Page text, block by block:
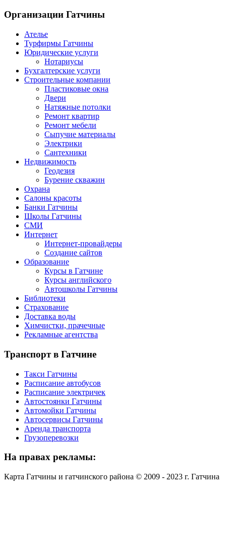
Организации Гатчины
Ателье
Турфирмы Гатчины
Юридические услуги
Нотариусы
Бухгалтерские услуги
Строительные компании
Пластиковые окна
Двери
Натяжные потолки
Ремонт квартир
Ремонт мебели
Сыпучие материалы
Электрики
Сантехники
Недвижимость
Геодезия
Бурение скважин
Охрана
Салоны красоты
Банки Гатчины
Школы Гатчины
СМИ
Интернет
Интернет-провайдеры
Создание сайтов
Образование
Курсы в Гатчине
Курсы английского
Автошколы Гатчины
Библиотеки
Страхование
Доставка воды
Химчистки, прачечные
Рекламные агентства
Транспортв Гатчине
Такси Гатчины
Расписание автобусов
Расписание электричек
Автостоянки Гатчины
Автомойки Гатчины
Автосервисы Гатчины
Аренда транспорта
Грузоперевозки
На правах рекламы:
Карта Гатчины и гатчинского района © 2009 - 2023 г. Гатчина